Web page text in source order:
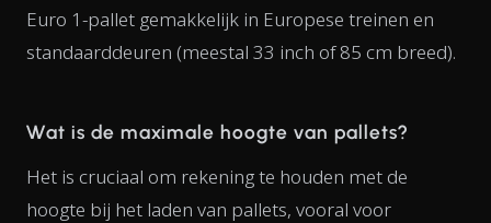
Euro 1-pallet gemakkelijk in Europese treinen en
standaarddeuren (meestal 33 inch of 85 cm breed).
Wat is de maximale hoogte van pallets?
Het is cruciaal om rekening te houden met de
hoogte bij het laden van pallets, vooral voor